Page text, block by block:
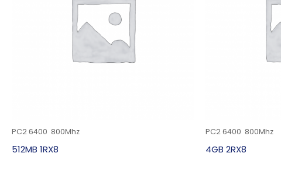
PC2 6400 800Mhz
512MB 1RX8
PC2 6400 800Mhz
4GB 2RX8